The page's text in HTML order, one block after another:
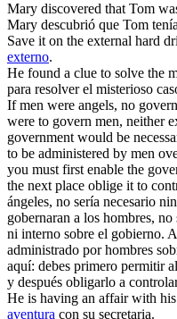
Mary discovered that Tom
Mary descubrió que Tom
Save it on the external hard
externo.
He found a clue to solve the
para resolver el misterioso
If men were angels, no
were to govern men, neither
government would be
to be administered by men
you must first enable the
the next place oblige it to
ángeles, no sería necesario
gobernaran a los hombres,
ni interno sobre el gobierno.
administrado por hombres
aquí: debes primero permitir
y después obligarlo a
He is having an affairwith his
aventura con su secretaria.